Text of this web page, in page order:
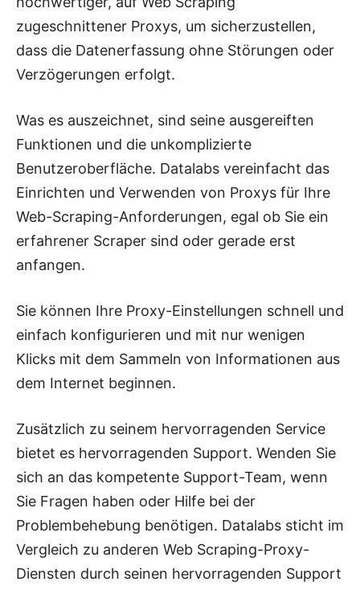
zugeschnittener Proxys, um sicherzustellen,
dass die Datenerfassung ohne Störungen oder
Verzögerungen erfolgt.
Was es auszeichnet, sind seine ausgereiften
Funktionen und die unkomplizierte
Benutzeroberfläche. Datalabs vereinfacht das
Einrichten und Verwenden von Proxys für Ihre
Web-Scraping-Anforderungen, egal ob Sie ein
erfahrener Scraper sind oder gerade erst
anfangen.
Sie können Ihre Proxy-Einstellungen schnell und
einfach konfigurieren und mit nur wenigen
Klicks mit dem Sammeln von Informationen aus
dem Internet beginnen.
Zusätzlich zu seinem hervorragenden Service
bietet es hervorragenden Support. Wenden Sie
sich an das kompetente Support-Team, wenn
Sie Fragen haben oder Hilfe bei der
Problembehebung benötigen. Datalabs sticht im
Vergleich zu anderen Web Scraping-Proxy-
Diensten durch seinen hervorragenden Support